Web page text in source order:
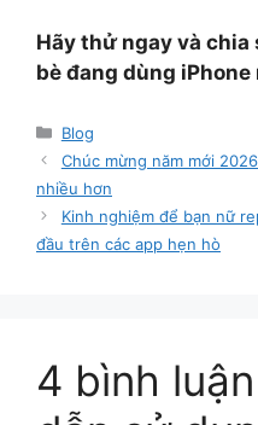
Hãy thử ngay và chia
bè đang dùng iPhone
Danh
mục
Blog
Chúc mừng năm mới
nhiều hơn
Kinh nghiệm để bạn nữ
đầu trên các app hẹn hò
4 bình